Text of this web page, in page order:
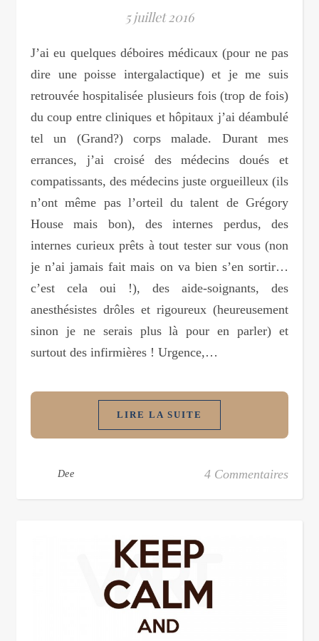
5 juillet 2016
J’ai eu quelques déboires médicaux (pour ne pas
dire une poisse intergalactique) et je me suis
retrouvée hospitalisée plusieurs fois (trop de fois)
du coup entre cliniques et hôpitaux j’ai déambulé
tel un (Grand?) corps malade. Durant mes
errances, j’ai croisé des médecins doués et
compatissants, des médecins juste orgueilleux (ils
n’ont même pas l’orteil du talent de Grégory
House mais bon), des internes perdus, des
internes curieux prêts à tout tester sur vous (non
je n’ai jamais fait mais on va bien s’en sortir…
c’est cela oui !), des aide-soignants, des
anesthésistes drôles et rigoureux (heureusement
sinon je ne serais plus là pour en parler) et
surtout des infirmières ! Urgence,…
LIRE LA SUITE
Dee 4 Commentaires